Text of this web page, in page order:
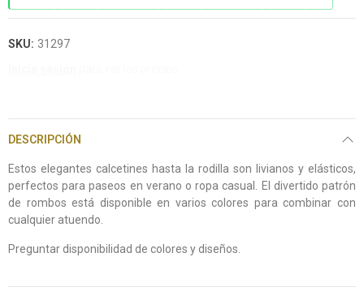
SKU: 31297
DESCRIPCIÓN
Estos elegantes calcetines hasta la rodilla son livianos y elásticos,
perfectos para paseos en verano o ropa casual. El divertido patrón
de rombos está disponible en varios colores para combinar con
cualquier atuendo.
Preguntar disponibilidad de colores y diseños.